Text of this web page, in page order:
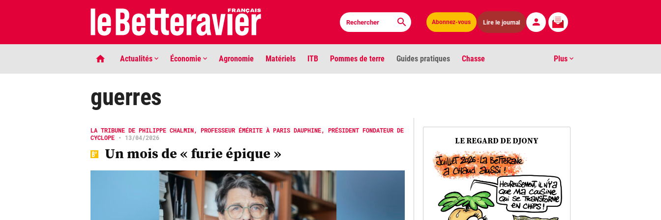
Abonnez-vous Lire le journal
Actualités Économie Agronomie Matériels ITB Pommes de terre Guides pratiques Chasse Plus
Phaco quand tu nous tiens …
LIGNE DE MIRE
Les louvetiers devant le Parlement
Biocarburants
Environnement
Vidéos
Contact
guerres
LA TRIBUNE DE PHILIPPE CHALMIN, PROFESSEUR ÉMÉRITE À PARIS DAUPHINE, PRÉSIDENT FONDATEUR DE
CYCLOPE • 13/04/2026
Un mois de « furie épique »
LE REGARD DE DJONY